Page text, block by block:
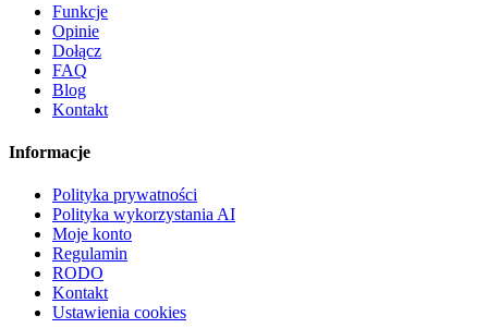
Funkcje
Opinie
Dołącz
FAQ
Blog
Kontakt
Informacje
Polityka prywatności
Polityka wykorzystania AI
Moje konto
Regulamin
RODO
Kontakt
Ustawienia cookies